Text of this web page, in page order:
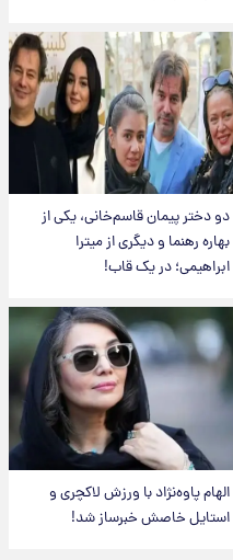
دو دختر پیمان قاسم‌خانی، یکی از
بهاره رهنما و دیگری از میترا
ابراهیمی؛ در یک قاب!
الهام پاوه‌نژاد با ورزش لاکچری و
استایل خاصش خبرساز شد!